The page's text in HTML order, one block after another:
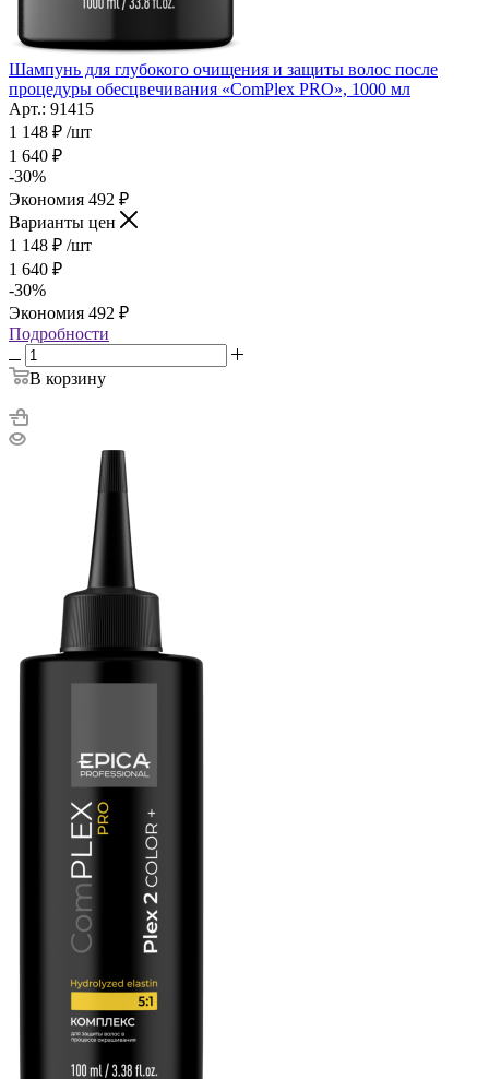
Шампунь для глубокого очищения и защиты волос после
процедуры обесцвечивания «ComPlex PRO», 1000 мл
Арт.: 91415
1 148 ₽ /шт
1 640 ₽
-30%
Экономия 492 ₽
Варианты цен
1 148 ₽ /шт
1 640 ₽
-30%
Экономия 492 ₽
Подробности
В корзину